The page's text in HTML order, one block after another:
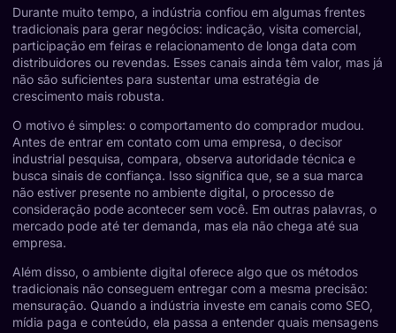
Durante muito tempo, a indústria confiou em algumas frentes
tradicionais para gerar negócios: indicação, visita comercial,
participação em feiras e relacionamento de longa data com
distribuidores ou revendas. Esses canais ainda têm valor, mas já
não são suficientes para sustentar uma estratégia de
crescimento mais robusta.
O motivo é simples: o comportamento do comprador mudou.
Antes de entrar em contato com uma empresa, o decisor
industrial pesquisa, compara, observa autoridade técnica e
busca sinais de confiança. Isso significa que, se a sua marca
não estiver presente no ambiente digital, o processo de
consideração pode acontecer sem você. Em outras palavras, o
mercado pode até ter demanda, mas ela não chega até sua
empresa.
Além disso, o ambiente digital oferece algo que os métodos
tradicionais não conseguem entregar com a mesma precisão:
mensuração. Quando a indústria investe em canais como SEO,
mídia paga e conteúdo, ela passa a entender quais mensagens